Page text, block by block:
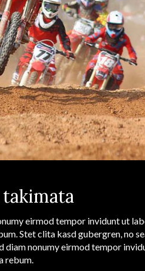
eirmod tempor invidunt ut
Stet clita kasd gubergren, no
nonumy eirmod tempor
rebum.